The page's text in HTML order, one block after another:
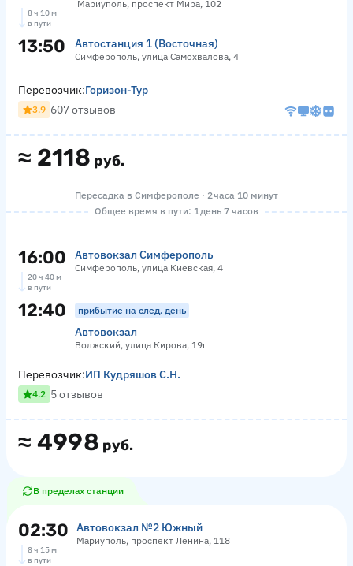
Мариуполь, проспект Мира, 102
8 ч 10 м
в пути
13:50 Автостанция 1 (Восточная)
Симферополь, улица Самохвалова, 4
≈ 2118 руб.
Перевозчик:Горизон-Тур
3.9 607 отзывов
Пересадка в Симферополе · 2 часа 10 минут
Общее время в пути: 1 день 7 часов
16:00 Автовокзал Симферополь
Симферополь, улица Киевская, 4
20 ч 40 м
в пути
12:40 прибытие на след. день
Автовокзал
Волжский, улица Кирова, 19г
≈ 4998 руб.
Перевозчик:ИП Кудряшов С.Н.
4.2 5 отзывов
В пределах станции
02:30 Автовокзал №2 Южный
Мариуполь, проспект Ленина, 118
8 ч 15 м
в пути